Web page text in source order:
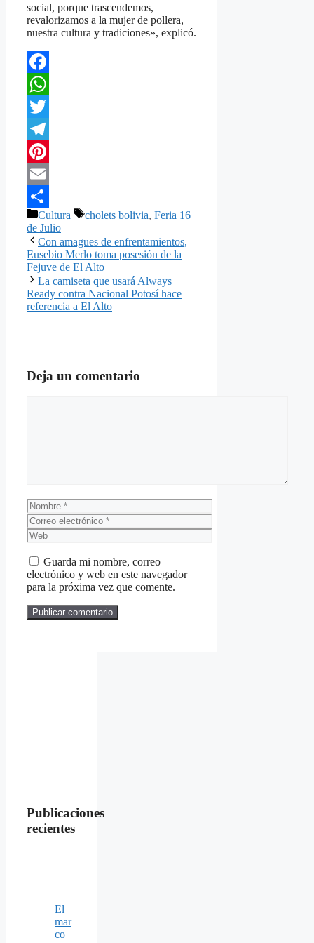
social, porque trascendemos,
revalorizamos a la mujer de pollera,
nuestra cultura y tradiciones», explicó.
Facebook
WhatsApp
Twitter
Telegram
Pinterest
Email
Compartir
Categorías
Cultura Etiquetas
cholets bolivia, Feria 16
de Julio
Con amagues de enfrentamientos,
Eusebio Merlo toma posesión de la
Fejuve de El Alto
La camiseta que usará Always
Ready contra Nacional Potosí hace
referencia a El Alto
Deja un comentario
Nombre
Correo
electrónico
Web
Guarda mi nombre, correo
electrónico y web en este navegador
para la próxima vez que comente.
Publicaciones
recientes
El
mar
co